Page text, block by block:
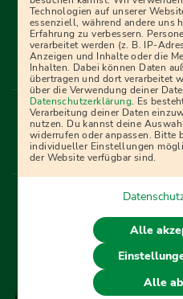
Videokursen und vielem
Menü Fußleiste
Impressum
Partner
AGB
Bestellung
Vertrag
© 2026 Ausbildungspark
Technologien auf unserer
essenziell, während andere uns
Erfahrung zu verbessern.
verarbeitet werden (z. B. IP-
Anzeigen und Inhalte oder die
Inhalten. Dabei können Daten
übertragen und dort verarbeitet
über die Verwendung deiner
Datenschutzerklärung. Es
Verarbeitung deiner Daten
nutzen. Du kannst deine
widerrufen oder anpassen. Bitte
individueller Einstellungen
der Website verfügbar sind.
Alle
Alle